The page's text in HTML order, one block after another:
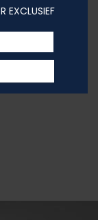
EXCLUSIEF